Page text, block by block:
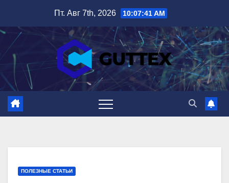
содержимому
Пт. Авг 7th, 2026 10:07:42 AM
ПОЛЕЗНЫЕ СТАТЬИ